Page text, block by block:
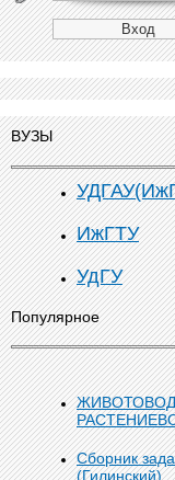
ВУЗЫ
ИжГТУ
УдГУ
Популярное
Сборник
(Гилинский)